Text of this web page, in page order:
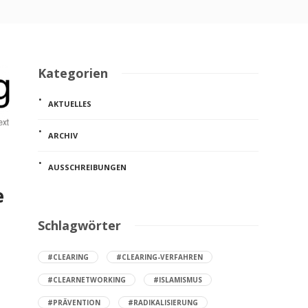
Kategorien
AKTUELLES
ARCHIV
AUSSCHREIBUNGEN
Schlagwörter
#CLEARING #CLEARING-VERFAHREN
#CLEARNETWORKING #ISLAMISMUS
#PRÄVENTION #RADIKALISIERUNG